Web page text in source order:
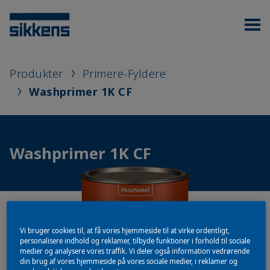
Produkter
Primere-Fyldere
Washprimer 1K CF
Washprimer 1K CF
Vi bruger cookies til, at få vores hjemmeside til at virke ordentligt,
personalisere indhold og reklamer, tilbyde funktioner i forhold til sociale
medier og analysere vores traffik. Vi deler også information vedrørende
din brug af vores hjemmeside på vores sociale medier, i reklamer og